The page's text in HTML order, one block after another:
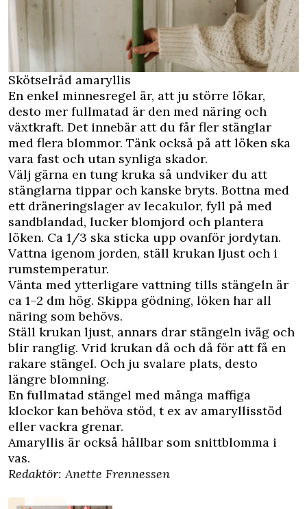
Skötselråd amaryllis
En enkel minnesregel är, att ju större lökar,
desto mer fullmatad är den med näring och
växtkraft. Det innebär att du får fler stänglar
med flera blommor. Tänk också på att löken ska
vara fast och utan synliga skador.
Välj gärna en tung kruka så undviker du att
stänglarna tippar och kanske bryts. Bottna med
ett dräneringslager av lecakulor, fyll på med
sandblandad, lucker blomjord och plantera
löken. Ca 1/3 ska sticka upp ovanför jordytan.
Vattna igenom jorden, ställ krukan ljust och i
rumstemperatur.
Vänta med ytterligare vattning tills stängeln är
ca 1–2 dm hög. Skippa gödning, löken har all
näring som behövs.
Ställ krukan ljust, annars drar stängeln iväg och
blir ranglig. Vrid krukan då och då för att få en
rakare stängel. Och ju svalare plats, desto
längre blomning.
En fullmatad stängel med många maffiga
klockor kan behöva stöd, t ex av amaryllisstöd
eller vackra grenar.
Amaryllis är också hållbar som snittblomma i
vas.
Redaktör: Anette Frennessen